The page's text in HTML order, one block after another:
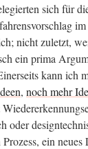
sich für
nicht zuletzt,
ein pri­ma
kann ich
, noch mehr
oder
ein